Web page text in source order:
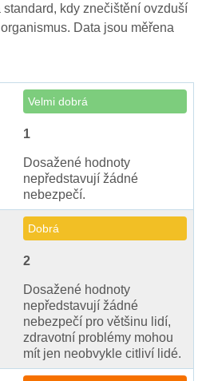
kdy znečištění ovzduší
Data jsou měřena
Velmi dobrá
1
Dosažené hodnoty
nepředstavují žádné
nebezpečí.
Dobrá
2
Dosažené hodnoty
nepředstavují žádné
nebezpečí pro většinu lidí,
zdravotní problémy mohou
mít jen neobvykle citliví lidé.